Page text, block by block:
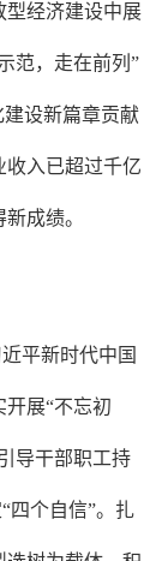
型经济建设中展
范，走在前列”
建设新篇章贡献
收入已超过千亿
成绩。
平新时代中国
展“不忘初
导干部职工持
四个自信”。扎